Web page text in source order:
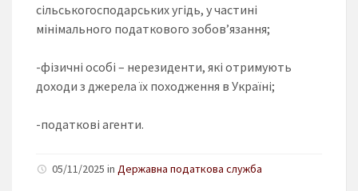
сільськогосподарських угідь, у частині
мінімального податкового зобов’язання;
-фізичні особі – нерезиденти, які отримують
доходи з джерела їх походження в Україні;
-податкові агенти.
05/11/2025 in Державна податкова служба